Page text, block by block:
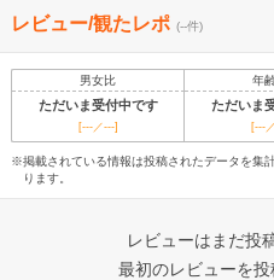
レビュー/観たレポ (--件)
男女比 年
ただいま受付中です ただいま
[---／---] [---
※掲載されている情報は投稿されたデータを集
ります。
レビューはまだ投
最初のレビューを